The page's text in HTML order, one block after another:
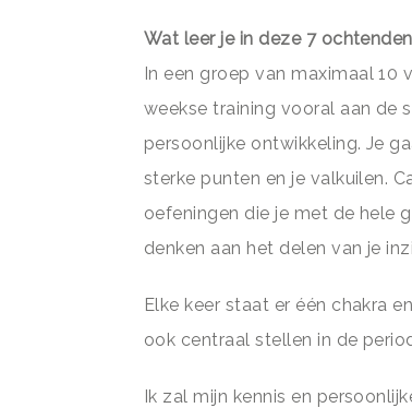
Wat leer je in deze 7
In een groep van maximaal 10
weekse training vooral aan de
persoonlijke ontwikkeling. Je
sterke punten en je valkuilen.
oefeningen die je met de hele
denken aan het delen van je
Elke keer staat er één chakra
ook centraal stellen in de
Ik zal mijn kennis en